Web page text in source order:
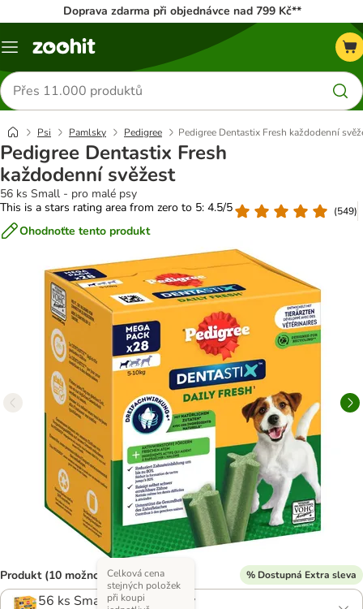
Doprava zdarma při objednávce nad 799 Kč**
Menu
Hledat
produkty
Psi Pamlsky Pedigree Pedigree Dentastix Fresh každodenní
Pedigree Dentastix Fresh
každodenní svěžest
56 ks Small - pro malé psy
This is a stars rating area from zero to 5: 4.5/5
(549)
Ohodnoťte tento produkt
Produkt (10 možností) % Dostupná Extra sleva
56 ks Small - pro malé psy
Celková cena
stejných položek
při koupi